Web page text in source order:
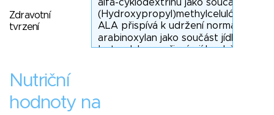
Zdravotní
tvrzení
Nutriční
hodnoty na